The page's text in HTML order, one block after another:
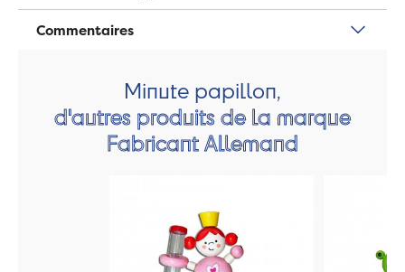
Commentaires
Minute papillon,
d'autres produits de la marque
Fabricant Allemand